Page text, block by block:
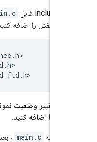
main.c
نقش را اضافه کنید.
instance.h>
thread.h>
را اضافه کنید.
main.c